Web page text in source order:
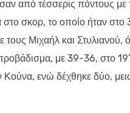
από τέσσερις πόντους με
στο σκορ, το οποίο ήταν
Μιχαήλ και
με 39-36, στο 19’.
ενώ δέχθηκε δύο,